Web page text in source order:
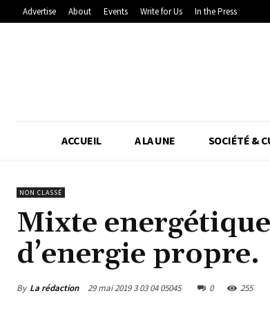
Advertise About Events Write for Us In the Press
ACCUEIL A LA UNE SOCIÉTÉ &
NON CLASSÉ
Mixte
d’energie propre.
By La rédaction 29 mai 2019 3 03 04 05045 0 255